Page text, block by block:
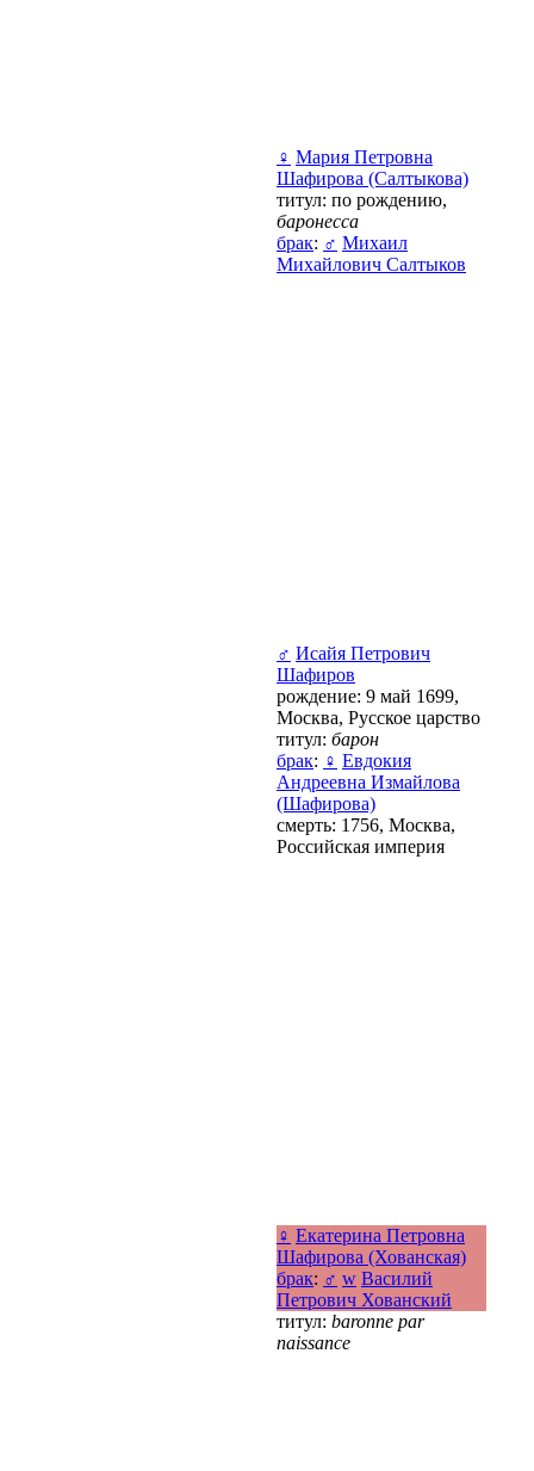
♀ Мария Петровна
Шафирова (Салтыкова)
титул: по рождению,
баронесса
брак: ♂ Михаил
Михайлович Салтыков
♂ Исайя Петрович
Шафиров
рождение: 9 май 1699,
Москва, Русское царство
титул: барон
брак: ♀ Евдокия
Андреевна Измайлова
(Шафирова)
смерть: 1756, Москва,
Российская империя
♀ Екатерина Петровна
Шафирова (Хованская)
брак: ♂ w Василий
Петрович Хованский
титул: baronne par
naissance